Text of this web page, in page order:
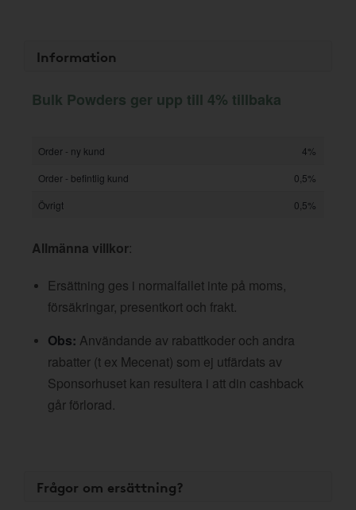
Information
Bulk Powders ger upp till 4% tillbaka
Order - ny kund
4%
Order - befintlig kund
0,5%
Övrigt
0,5%
Allmänna villkor:
Ersättning ges i normalfallet inte på moms,
försäkringar, presentkort och frakt.
Obs: Användande av rabattkoder och andra
rabatter (t ex Mecenat) som ej utfärdats av
Sponsorhuset kan resultera i att din cashback
går förlorad.
Frågor om ersättning?